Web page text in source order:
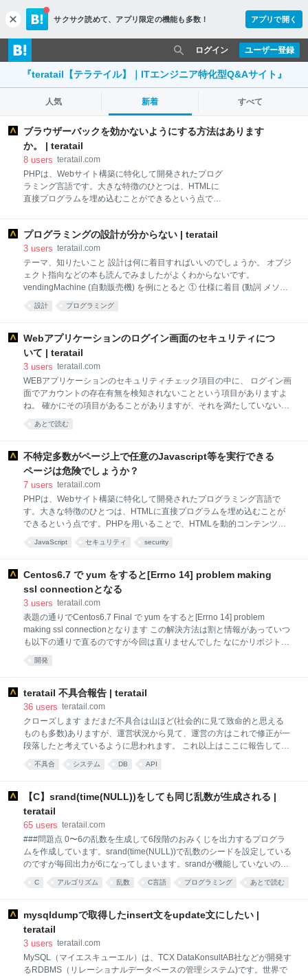
c
l
o
s
サクサク読めて、 アプリ限定の機能も多数！ アプリで開く
ユーザー登録
ログイン
『teratail【テラテイル】｜ITエンジニア特化型Q&Aサイト』
人気 新着 すべて
ブラウザーバックを効かないようにする方法はあります
か。 | teratail
8 users teratail.com
PHPは、Webサイト構築に特化して開発されたプログ
ラミング言語です。大きな特徴のひとつは、HTMLに
直接プログラムを埋め込むことができるという点で
されるのに対し、PHPプログラムはサーバ側で実行さ
れた結果がブラウザに表示されるため、PHPスクリプ
トは「サーバサイドスクリプト」と呼ばれています。
JavaScriptは、プログラミング言語のひとつです。ネ
ットスケープコミュニケーションズで開発されまし
務提携していたサン・マイクロシステムズが開発した
されました。 動きのあるWebページを作ることを目的
に開発されたもので、主要なWebブラウザのほとんど
に搭載されています。 H
プログラミングの設計が分からない | teratail
3 users teratail.com
テーマ、知りたいこと 設計は何に着目すればいいのでしょうか。 オブジ
ェクト指向などの本も読んでみましたがよくわからないです。
vendingMachine (自動販売機) を例にとると ① 仕様に着目 (動詞 メソッ
ド風?) (1) storeJuice ジュースを保管する (2) coolJuice ジュースを冷や
す (3) checkPayment 支払いを確認する (4) outputJuice ジュースを排出
(2) cooler ジュースの冷却器 (3) moneyBox 金銭管理箱 (4) vent ジュース
の排出口 ③ 目的物に着目 (名詞 データが主役のクラス風?) (1)
storedJuice 保管されたジュース (2) coolingJuice 冷やされたジュース
設計 プログラミング
Webアプリケーションのログイン画面のセキュリティにつ
いて | teratail
3 users teratail.com
WEBアプリケーションのセキュリティチェック項目の中に、 ログイン画
面でアカウントの存在有無を検知されないことという項目がありますよ
ね。 確かにその項目があることがありますが、それを満たしていないか
らといって問題（脆弱）であると考える必要はない項目だと思います。
ID を公開していないサービスにおいては保険的対策の一種として機能す
ジにすることの目的と不利益 親切なエラーメッセージによって ID また
はパスワードのどちらが間違っているか分かると、パスワード探索が容
易になるという理由でこの対策が有効であると言われてきたかと思いま
っては無関係です。パスワードが複雑であれば（十分な長さがあれ
ば）、IDが分かったところで攻撃者はパスワードを当てることができま
せん。 適切な
あとで読む
不特定多数がページ上で任意のJavascript等を実行できる
ページは危険でしょうか？
7 users teratail.com
PHPは、Webサイト構築に特化して開発されたプログラミング言語で
す。大きな特徴のひとつは、HTMLに直接プログラムを埋め込むことが
できるという点です。PHPを用いることで、HTMLを動的コンテンツと
PHPプログラムはサーバ側で実行された結果がブラウザに表示されるた
JavaScript セキュリティ security
Centos6.7 で yum をすると[Errno 14] problem making
ssl connectionとなる
3 users teratail.com
表題の通りでCentos6.7 Final で yum をすると[Errno 14] problem
making ssl connectionとなります この解決方法は割と情報があっていつ
も以下の通りで直るのですが今回は直りませんでした なにかリポジトリ
https://ex1.m-yabe.com/archives/5979 #sedコマンドでファイルをvault
「vault.centos.org」に変更しコメントを外す。 # sed -i -e
"s/^mirrorlist=http:\/\/mirrorlist.centos.org/#mirrorlist=http:\/\/mirrorlist.cent
os.org/g" /etc/yu
開発
teratail 不具合報告 | teratail
36 users teratail.com
クローズします まだまだ不具合は山ほど(社会的に見て致命的と思える
ものも多数)ありますが、運営状況から見て、運営の方はこれで修正が一
段落したと考えているように思われます。 これ以上はここに報告しても
参考にされることはないであろうと思いますので、一端クローズとさせ
ていただきます。 これ以降は、各自直接運営の方に報告していただけれ
ストアンサーを決めなければならないので、現時点で最も高評価な回答
をベストアンサーに決めさせていただきます。 大勢のご協力、ありがと
うございました。 運営はなしのつぶてなので、何の責任もない私が代わ
の不具合が見られます。 開発の方で把握できたものは随時修正されると
思いますが、せっかくですのでバグ出しを手伝おうではありませんか。
個人個人で報
不具合 システム DB API
【C】srand(time(NULL))をしても同じ乱数が生成される |
teratail
65 users teratail.com
###問題点 0〜6の乱数を生成して6段階のおみくじを出力するプログラ
ムを作成しています。srand(time(NULL))で乱数のシードを設定している
のですが毎回出力が6になってしまいます。srandが機能していないのは
わかるのですがどう改善すればいいのか教えていただきたいです。 ###
該当コード C 1//おみくじ 2 3#include <time.h> 4#include <stdlib.h>
イプ宣言 9 10int main(void) 11{ 12 Omikuji(); 13 return 0; 14} 15 16int
Omikuji(void) 17{ 18 int num; //乱数 19 char luck[20]; //吉凶 20
C アルゴリズム 乱数 C言語 プログラミング あとで読む
mysqldumpで取得したinsert文をupdate文にしたい |
teratail
3 users teratail.com
MySQL（マイエスキューエル）は、TCX DataKonsultAB社などが開発す
るRDBMS（リレーショナルデータベースの管理システム)です。世界で